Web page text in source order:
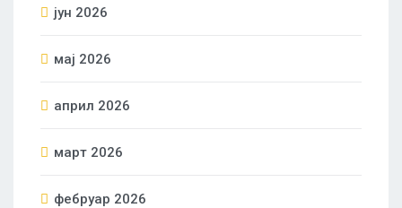
јун 2026
мај 2026
април 2026
март 2026
фебруар 2026